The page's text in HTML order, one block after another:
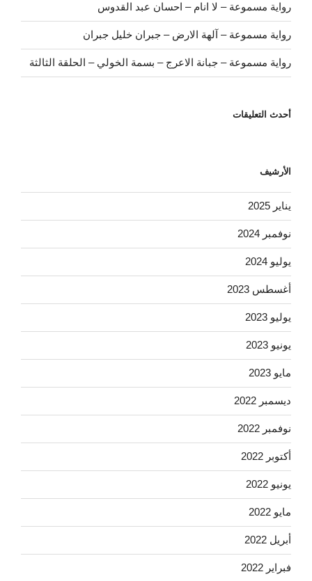
رواية مسموعة – لا انام – احسان عبد القدوس
رواية مسموعة – آلهة الارض – جبران خليل جبران
رواية مسموعة – جبانة الاعرج – بسمة الخولي – الحلقة الثالثة
أحدث التعليقات
الأرشيف
يناير 2025
نوفمبر 2024
يوليو 2024
أغسطس 2023
يوليو 2023
يونيو 2023
مايو 2023
ديسمبر 2022
نوفمبر 2022
أكتوبر 2022
يونيو 2022
مايو 2022
أبريل 2022
فبراير 2022